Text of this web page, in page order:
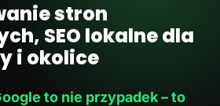
stron
SEO lokalne dla
i okolice
to nie przypadek – to